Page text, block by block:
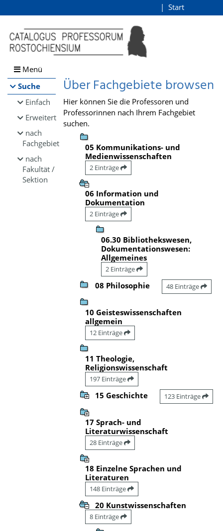
Browsen
direkt zum Inhalt
Start
Menü
Suche
Einfach
Erweitert
nach
Fachgebiet
nach
Fakultät /
Sektion
Über Fachgebiete browsen
Hier können Sie die Professoren und
Professorinnen nach Ihrem Fachgebiet
suchen.
05 Kommunikations- und
Medienwissenschaften
2 Einträge
06 Information und
Dokumentation
2 Einträge
06.30 Bibliothekswesen,
Dokumentationswesen:
Allgemeines
2 Einträge
08 Philosophie 48 Einträge
10 Geisteswissenschaften
allgemein
12 Einträge
11 Theologie,
Religionswissenschaft
197 Einträge
15 Geschichte 123 Einträge
17 Sprach- und
Literaturwissenschaft
28 Einträge
18 Einzelne Sprachen und
Literaturen
148 Einträge
20 Kunstwissenschaften
8 Einträge